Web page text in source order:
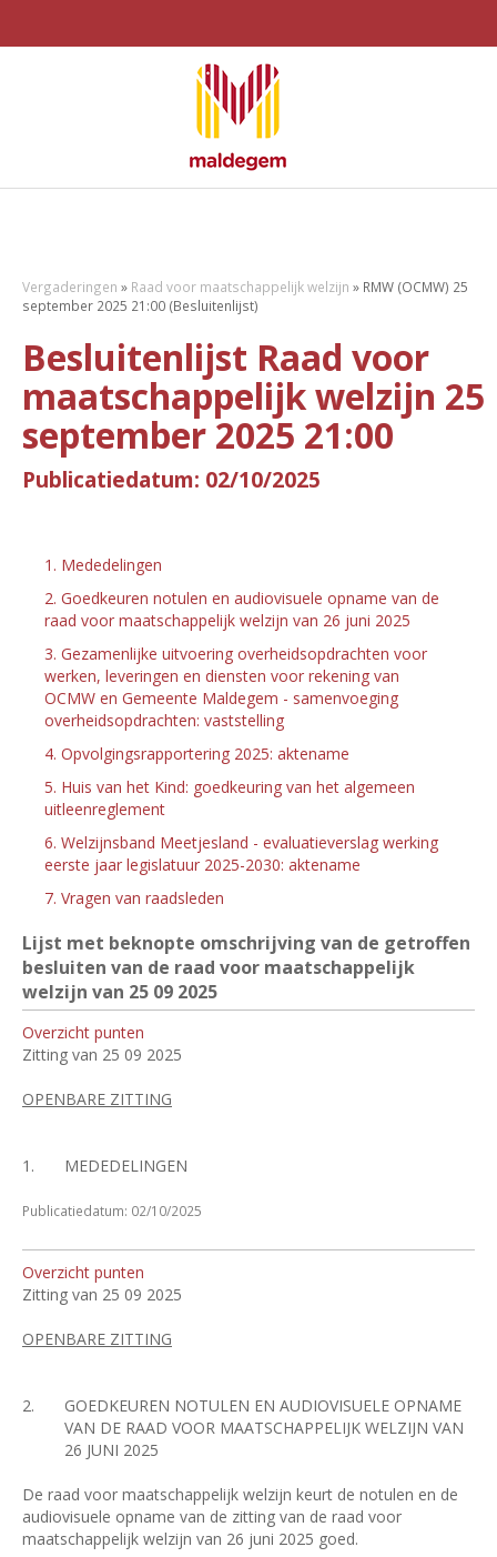
Vergaderingen » Raad voor maatschappelijk welzijn » RMW (OCMW) 25
september 2025 21:00 (Besluitenlijst)
Besluitenlijst Raad voor
maatschappelijk welzijn 25
september 2025 21:00
Publicatiedatum: 02/10/2025
1. Mededelingen
2. Goedkeuren notulen en audiovisuele opname van de
raad voor maatschappelijk welzijn van 26 juni 2025
3. Gezamenlijke uitvoering overheidsopdrachten voor
werken, leveringen en diensten voor rekening van
OCMW en Gemeente Maldegem - samenvoeging
overheidsopdrachten: vaststelling
4. Opvolgingsrapportering 2025: aktename
5. Huis van het Kind: goedkeuring van het algemeen
uitleenreglement
6. Welzijnsband Meetjesland - evaluatieverslag werking
eerste jaar legislatuur 2025-2030: aktename
7. Vragen van raadsleden
Lijst met beknopte omschrijving van de getroffen
besluiten van de raad voor maatschappelijk
welzijn van 25 09 2025
Overzicht punten
Zitting van 25 09 2025
OPENBARE ZITTING
1. MEDEDELINGEN
Publicatiedatum: 02/10/2025
Overzicht punten
Zitting van 25 09 2025
OPENBARE ZITTING
2.
GOEDKEUREN NOTULEN EN AUDIOVISUELE OPNAME
VAN DE RAAD VOOR MAATSCHAPPELIJK WELZIJN VAN
26 JUNI 2025
De raad voor maatschappelijk welzijn keurt de notulen en de
audiovisuele opname van de zitting van de raad voor
maatschappelijk welzijn van 26 juni 2025 goed.